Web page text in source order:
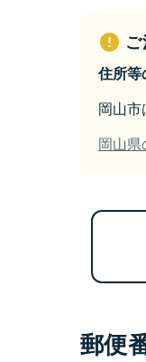
住所等
岡山
岡山
郵便